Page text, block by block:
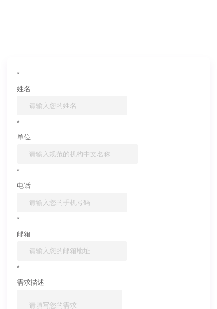
*
姓名
*
单位
*
电话
*
邮箱
*
需求描述